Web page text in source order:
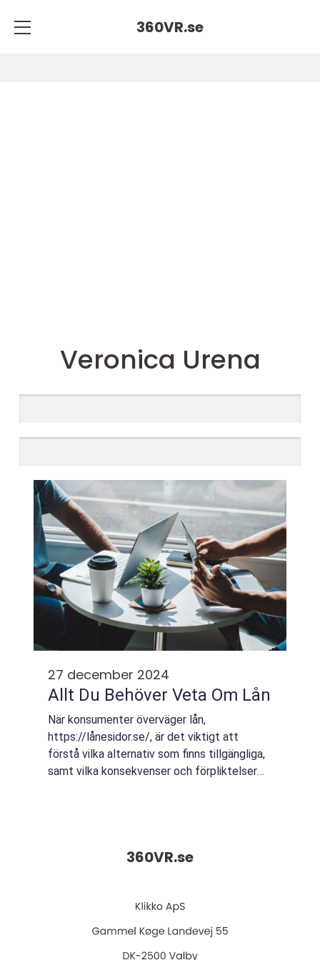
360VR.se
Veronica Urena
27 december 2024
Allt Du Behöver Veta Om Lån
När konsumenter överväger lån,
https://lånesidor.se/, är det viktigt att
förstå vilka alternativ som finns tillgängliga,
samt vilka konsekvenser och förpliktelser
360VR.se